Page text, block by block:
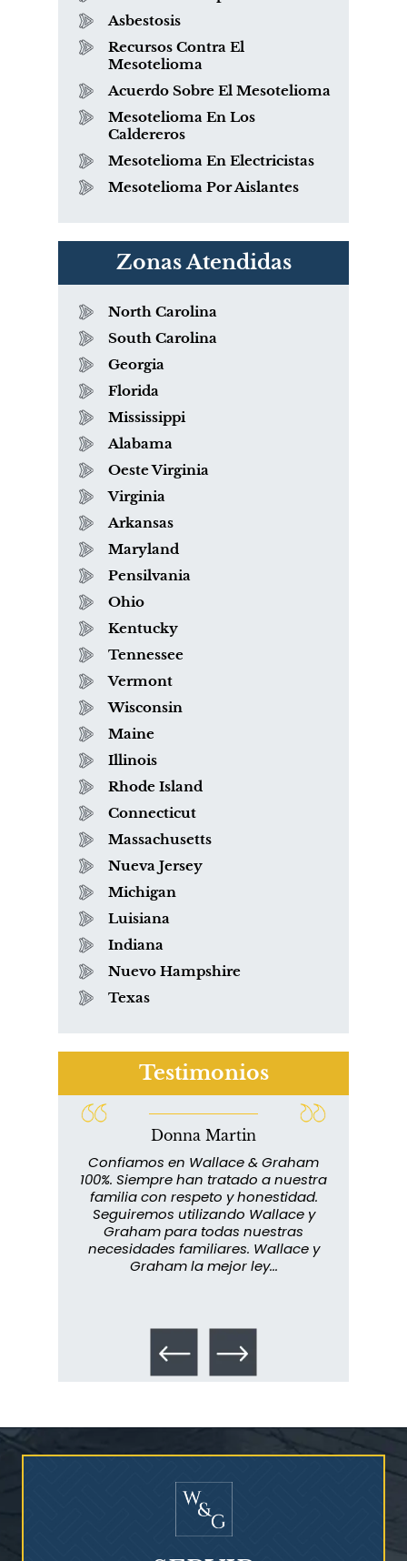
Asbestosis
Recursos Contra El
Mesotelioma
Acuerdo Sobre El Mesotelioma
Mesotelioma En Los
Caldereros
Mesotelioma En Electricistas
Mesotelioma Por Aislantes
Zonas Atendidas
North Carolina
South Carolina
Georgia
Florida
Mississippi
Alabama
Oeste Virginia
Virginia
Arkansas
Maryland
Pensilvania
Ohio
Kentucky
Tennessee
Vermont
Wisconsin
Maine
Illinois
Rhode Island
Connecticut
Massachusetts
Nueva Jersey
Michigan
Luisiana
Indiana
Nuevo Hampshire
Texas
Testimonios
Donna Martin
Confiamos en Wallace & Graham
100%. Siempre han tratado a nuestra
familia con respeto y honestidad.
Seguiremos utilizando Wallace y
Graham para todas nuestras
necesidades familiares. Wallace y
Graham la mejor ley...